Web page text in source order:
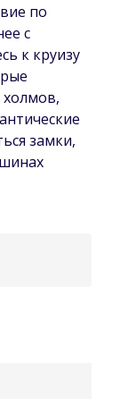
по
с
к круизу
холмов,
замки,